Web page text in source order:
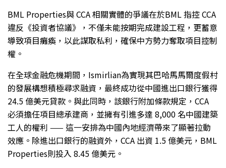
BML Properties與 CCA 相關實體的爭議在於BML 指控 CCA
違反《投資者協議》，不僅未能按期完成建設工程，更蓄意
導致項目癱瘓，以此謀取私利，確保中方勢力奪取項目控制
權。
在全球金融危機期間，Ismirlian為實現其巴哈馬馬爾度假村
的發展構想積極尋求融資，最終成功從中國進出口銀行獲得
24.5 億美元貸款。與此同時，該銀行附加條款規定，CCA
必須擔任項目總承建商，並擁有引進多達 8,000 名中國建築
工人的權利 —— 這一安排為中國內地經濟帶來了顯著拉動
效應。除進出口銀行的融資外，CCA 出資 1.5 億美元，BML
Properties則投入 8.45 億美元。